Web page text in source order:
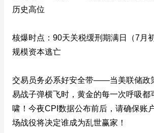
历史高位
核爆时点：90天关税缓刑期满日（7月
规模资本逃亡
交易员务必系好安全带——当美联储政
易战子弹横飞时，黄金的每一次呼吸都
啸！今夜CPI数据公布前后，请确保账
场战役将决定谁成为乱世赢家！